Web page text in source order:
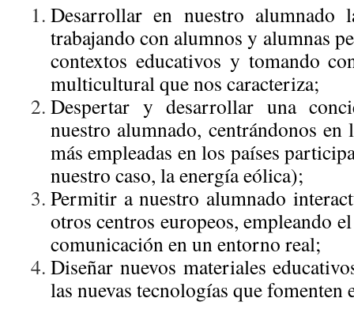
Desarrollar en nuestro alumnado
trabajando con alumnos y alumnas
contextos educativos y tomando
multicultural que nos caracteriza;
Despertar y desarrollar una
nuestro alumnado, centrándonos en
más empleadas en los países
nuestro caso, la energía eólica);
Permitir a nuestro alumnado
otros centros europeos, empleando
comunicación en un entorno real;
Diseñar nuevos materiales
las nuevas tecnologías que